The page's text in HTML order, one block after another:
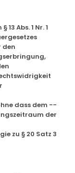
Abs. 1 Nr. 1
den
dass dem --
der
zu § 20 Satz 3